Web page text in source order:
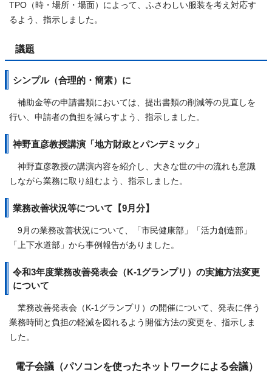
TPO（時・場所・場面）によって、ふさわしい服装を考え対応す
るよう、指示しました。
議題
シンプル（合理的・簡素）に
補助金等の申請書類においては、提出書類の削減等の見直しを
行い、申請者の負担を減らすよう、指示しました。
神野直彦教授講演「地方財政とパンデミック」
神野直彦教授の講演内容を紹介し、大きな世の中の流れも意識
しながら業務に取り組むよう、指示しました。
業務改善状況等について【9月分】
9月の業務改善状況について、「市民健康部」「活力創造部」
「上下水道部」から事例報告がありました。
令和3年度業務改善発表会（K-1グランプリ）の実施方法変更
について
業務改善発表会（K-1グランプリ）の開催について、発表に伴う
業務時間と負担の軽減を図れるよう開催方法の変更を、指示しま
した。
電子会議（パソコンを使ったネットワークによる会議）